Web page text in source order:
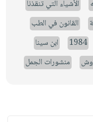
الأشياء التي تنقذنا
القانون في الطب
1984
ابن سينا
منشورات الجمل